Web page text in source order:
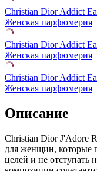
Christian Dior Addict
Женская парфюмерия
Christian Dior Addict
Женская парфюмерия
Christian Dior Addict
Женская парфюмерия
Описание
Christian Dior J'Adore
для женщин, которые
целей и не